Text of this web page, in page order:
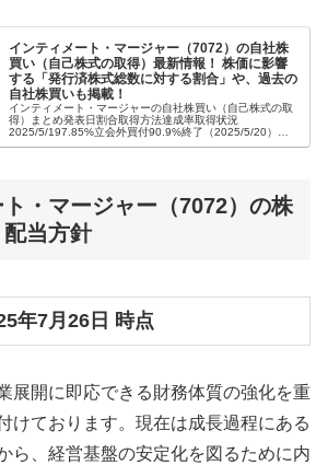
インティメート・マージャー（7072）の自社株
買い（自己株式の取得）最新情報！ 株価に影響
する「発行済株式総数に対する割合」や、過去の
自社株買いも掲載！
インティメート・マージャーの自社株買い（自己株式の取
得）まとめ発表日割合取得方法達成率取得状況
2025/5/197.85%立会外買付90.9%終了（2025/5/20）イ
・マージャー（7072）の株
当方針
年7月26日 時点
展開に即応できる財務体質の強化を重
けております。現在は成長過程にある
ら、経営基盤の安定化を図るために内